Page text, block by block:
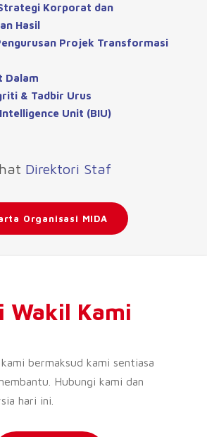
Korporat dan
Hasil
Projek Transformasi
Dalam
& Tadbir Urus
Unit (BIU)
Direktori Staf
Organisasi MIDA
Wakil Kami
bermaksud kami sentiasa
Hubungi kami dan
hari ini.